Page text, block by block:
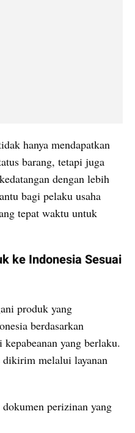
hanya mendapatkan
barang, tetapi juga
dengan lebih
bagi pelaku usaha
tepat waktu untuk
ke Indonesia Sesuai
produk yang
berdasarkan
yang berlaku.
dikirim melalui layanan
perizinan yang